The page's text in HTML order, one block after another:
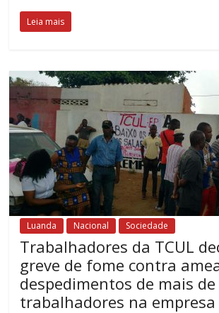
Leia mais
Luanda Nacional Sociedade
Trabalhadores da TCUL
greve de fome contra
despedimentos de mais
trabalhadores na empresa